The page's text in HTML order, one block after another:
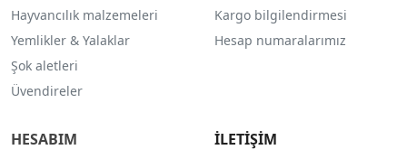
Hayvancılık malzemeleri
Yemlikler & Yalaklar
Şok aletleri
Üvendireler
Kargo bilgilendirmesi
Hesap numaralarımız
HESABIM İLETİŞİM